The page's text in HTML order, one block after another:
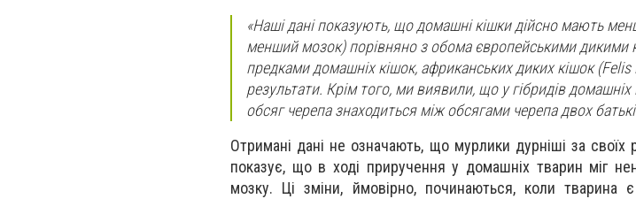
«Наші дані показують, що домашні кішки дійсно мають
менший мозок) порівняно з обома європейськими дикими
предками домашніх кішок, африканських диких кішок
результати. Крім того, ми виявили, що у гібридів
обсяг черепа знаходиться між обсягами черепа двох
Отримані дані не означають, що мурлики дурніші за своїх
показує, що в ході приручення у домашніх тварин міг
мозку. Ці зміни, ймовірно, починаються, коли тварина